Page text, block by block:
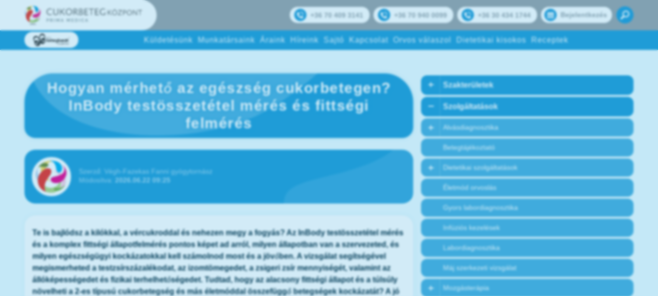
+36 70 409 3141 +36 70 940 0099 +36 30 434 1744 Bejelentkezés
Küldetésünk Munkatársaink Áraink Híreink Sajtó Kapcsolat Orvos válaszol Dietetikai kisokos Receptek
Hogyan mérhető az egészség cukorbetegen?
InBody testösszetétel mérés és fittségi
felmérés
Szerző:
Végh-Fazekas Fanni gyógytornász
Módosítva:
2026.06.22 09:25
Te is bajlódsz a kilókkal, a vércukroddal és nehezen megy a fogyás? Az InBody testösszetétel mérés
és a komplex fittségi állapotfelmérés pontos képet ad arról, milyen állapotban van a szervezeted, és
milyen egészségügyi kockázatokkal kell számolnod most és a jövőben. A vizsgálat segítségével
megismerheted a testzsírszázalékodat, az izomtömegedet, a zsigeri zsír mennyiségét, valamint az
állóképességedet és fizikai terhelhetőségedet. Tudtad, hogy az alacsony fittségi állapot és a túlsúly
növelheti a 2-es típusú cukorbetegség és más életmóddal összefüggő betegségek kockázatát? A jó
Szakterületek
Szolgáltatások
Alvásdiagnosztika
Betegtájékoztató
Dietetikai szolgáltatások
Életmód orvoslás
Gyors labordiagnosztika
Infúziós kezelések
Labordiagnosztika
Máj szerkezeti vizsgálat
Mozgásterápia